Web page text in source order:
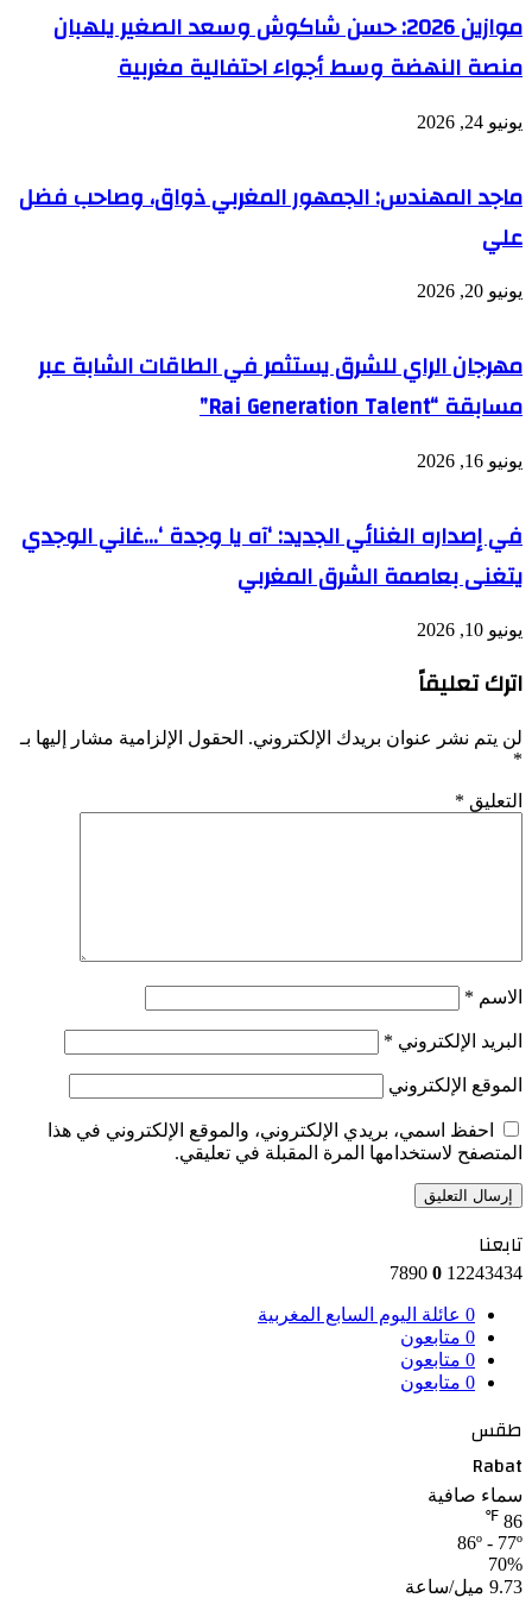
موازين 2026: حسن شاكوش وسعد الصغير يلهبان
منصة النهضة وسط أجواء احتفالية مغربية
يونيو 24, 2026
ماجد المهندس: الجمهور المغربي ذواق، وصاحب فضل
علي
يونيو 20, 2026
مهرجان الراي للشرق يستثمر في الطاقات الشابة عبر
مسابقة “Rai Generation Talent”
يونيو 16, 2026
في إصداره الغنائي الجديد: ‘آه يا وجدة ‘…غاني الوجدي
يتغنى بعاصمة الشرق المغربي
يونيو 10, 2026
اترك تعليقاً
لن يتم نشر عنوان بريدك الإلكتروني. الحقول الإلزامية مشار إليها بـ
*
التعليق *
الاسم *
البريد الإلكتروني *
الموقع الإلكتروني
احفظ اسمي، بريدي الإلكتروني، والموقع الإلكتروني في هذا
المتصفح لاستخدامها المرة المقبلة في تعليقي.
تابعنا
12243434
0
0 عائلة اليوم السابع المغربية
0 متابعون
0 متابعون
0 متابعون
طقس
Rabat
سماء صافية
86
℉
86º - 77º
70%
9.73 ميل/ساعة